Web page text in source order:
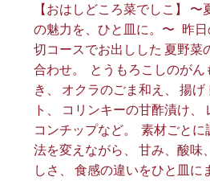
【おはしどころ菜でしこ】 〜
の魅力を、ひと皿に。〜 ⁡ ⁡ 昨
切コースでお出しした 夏野菜
合わせ。 ⁡ とうもろこしのがん
き、 オクラのごま和え、 揚げ
ト、 コリンキーの甘酢漬け、
コンチップなど。 ⁡ 素材ごとに
法を変えながら、 甘み、酸味
しさ、 食感の違いをひと皿に